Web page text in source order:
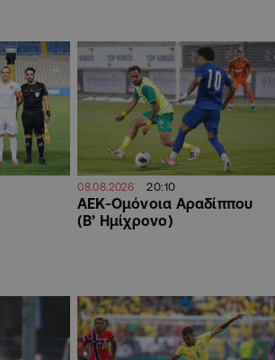
08.08.2026 20:10
ΑΕΚ-Ομόνοια Αραδίππου
(Β’ Ημίχρονο)